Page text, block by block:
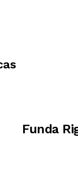
Funda